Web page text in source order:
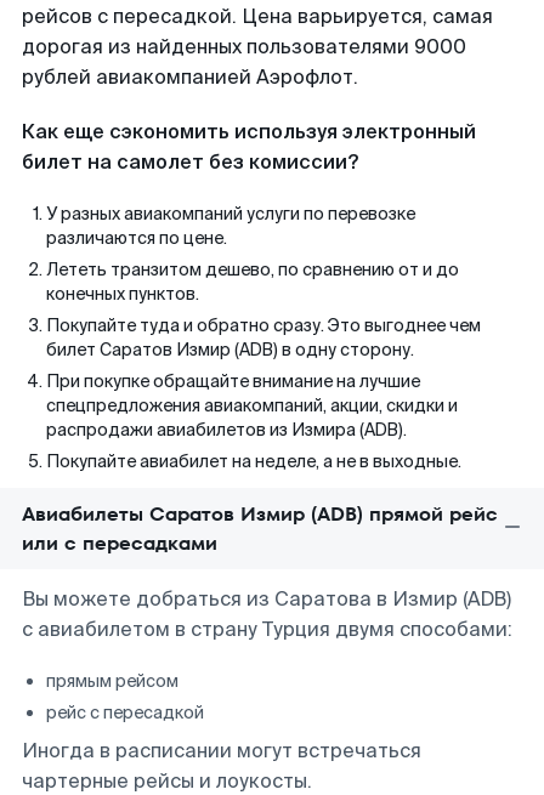
рейсов с пересадкой. Цена варьируется, самая
дорогая из найденных пользователями 9000
рублей авиакомпанией Аэрофлот.
Как еще сэкономить используя электронный
билет на самолет без комиссии?
У разных авиакомпаний услуги по перевозке
различаются по цене.
Лететь транзитом дешево, по сравнению от и до
конечных пунктов.
Покупайте туда и обратно сразу. Это выгоднее чем
билет Саратов Измир (ADB) в одну сторону.
При покупке обращайте внимание на лучшие
спецпредложения авиакомпаний, акции, скидки и
распродажи авиабилетов из Измира (ADB).
Покупайте авиабилет на неделе, а не в выходные.
Авиабилеты Саратов Измир (ADB) прямой рейс
или с пересадками
Вы можете добраться из Саратова в Измир (ADB)
с авиабилетом в страну Турция двумя способами:
прямым рейсом
рейс с пересадкой
Иногда в расписании могут встречаться
чартерные рейсы и лоукосты.